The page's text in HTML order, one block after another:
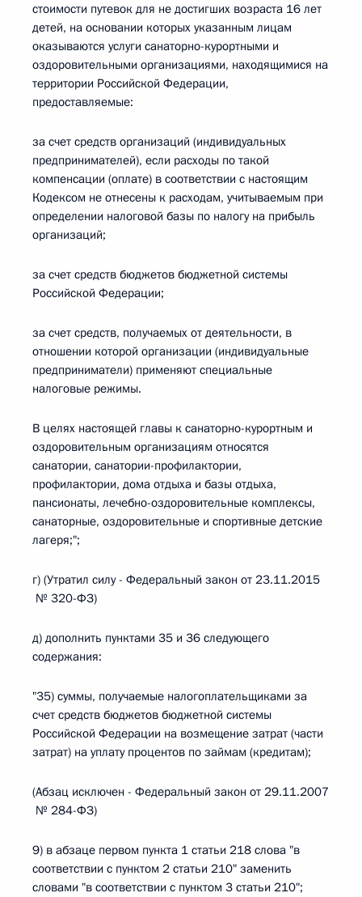
стоимости путевок для не достигших возраста 16 лет
детей, на основании которых указанным лицам
оказываются услуги санаторно-курортными и
оздоровительными организациями, находящимися на
территории Российской Федерации,
предоставляемые:
за счет средств организаций (индивидуальных
предпринимателей), если расходы по такой
компенсации (оплате) в соответствии с настоящим
Кодексом не отнесены к расходам, учитываемым при
определении налоговой базы по налогу на прибыль
организаций;
за счет средств бюджетов бюджетной системы
Российской Федерации;
за счет средств, получаемых от деятельности, в
отношении которой организации (индивидуальные
предприниматели) применяют специальные
налоговые режимы.
В целях настоящей главы к санаторно-курортным и
оздоровительным организациям относятся
санатории, санатории-профилактории,
профилактории, дома отдыха и базы отдыха,
пансионаты, лечебно-оздоровительные комплексы,
санаторные, оздоровительные и спортивные детские
лагеря;";
г) (Утратил силу - Федеральный закон от 23.11.2015
№ 320-ФЗ)
д) дополнить пунктами 35 и 36 следующего
содержания:
"35) суммы, получаемые налогоплательщиками за
счет средств бюджетов бюджетной системы
Российской Федерации на возмещение затрат (части
затрат) на уплату процентов по займам (кредитам);
(Абзац исключен - Федеральный закон от 29.11.2007
№ 284-ФЗ)
9) в абзаце первом пункта 1 статьи 218 слова "в
соответствии с пунктом 2 статьи 210" заменить
словами "в соответствии с пунктом 3 статьи 210";